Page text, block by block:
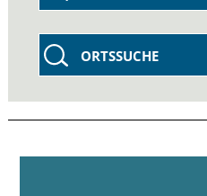
ORTSSUCHE